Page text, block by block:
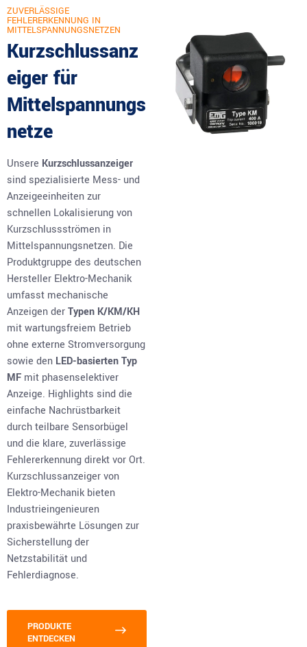
ZUVERLÄSSIGE
FEHLERERKENNUNG IN
MITTELSPANNUNGSNETZEN
Kurzschlussanz
eiger für
Mittelspannungs
netze
Unsere Kurzschlussanzeiger
sind spezialisierte Mess- und
Anzeigeeinheiten zur
schnellen Lokalisierung von
Kurzschlussströmen in
Mittelspannungsnetzen. Die
Produktgruppe des deutschen
Hersteller Elektro-Mechanik
umfasst mechanische
Anzeigen derTypen K/KM/KH
mit wartungsfreiem Betrieb
ohne externe Stromversorgung
sowie den LED-basierten Typ
MF mit phasenselektiver
Anzeige. Highlights sind die
einfache Nachrüstbarkeit
durch teilbare Sensorbügel
und die klare, zuverlässige
Fehlererkennung direkt vor Ort.
Kurzschlussanzeiger von
Elektro-Mechanik bieten
Industrieingenieuren
praxisbewährte Lösungen zur
Sicherstellung der
Netzstabilität und
Fehlerdiagnose.
PRODUKTE
ENTDECKEN